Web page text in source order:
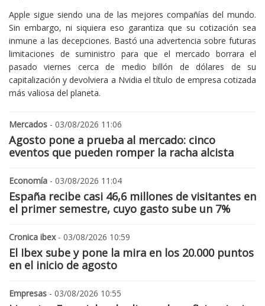
Apple sigue siendo una de las mejores compañías del mundo.
Sin embargo, ni siquiera eso garantiza que su cotización sea
inmune a las decepciones. Bastó una advertencia sobre futuras
limitaciones de suministro para que el mercado borrara el
pasado viernes cerca de medio billón de dólares de su
capitalización y devolviera a Nvidia el título de empresa cotizada
más valiosa del planeta.
Mercados - 03/08/2026 11:06
Agosto pone a prueba al mercado: cinco
eventos que pueden romper la racha alcista
Economía - 03/08/2026 11:04
España recibe casi 46,6 millones de visitantes en
el primer semestre, cuyo gasto sube un 7%
Cronica ibex- 03/08/2026 10:59
El Ibex sube y pone la mira en los 20.000 puntos
en el inicio de agosto
Empresas - 03/08/2026 10:55